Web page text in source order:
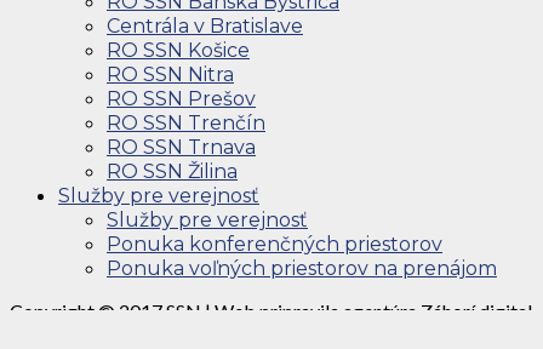
Centrála v Bratislave
RO SSN Košice
RO SSN Nitra
RO SSN Prešov
RO SSN Trenčín
RO SSN Trnava
RO SSN Žilina
Služby pre verejnosť
Služby pre verejnosť
Ponuka konferenčných priestorov
Ponuka voľných priestorov na prenájom
Copyright © 2017 SSN | Web pripravila agentúra Záhorí.digital